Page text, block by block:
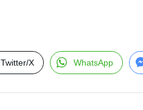
Twitter/X WhatsApp